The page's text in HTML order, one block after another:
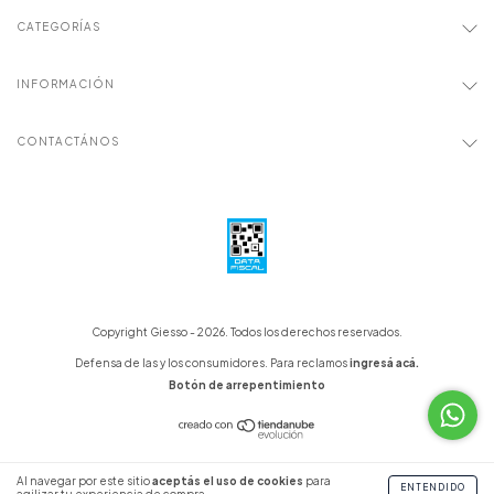
Al navegar por este sitioaceptás el uso de cookies para
ENTENDIDO
CATEGORÍAS
INFORMACIÓN
CONTACTÁNOS
Copyright Giesso - 2026. Todos los derechos reservados.
Defensa de las y los consumidores. Para reclamosingresá acá.
Botón de arrepentimiento